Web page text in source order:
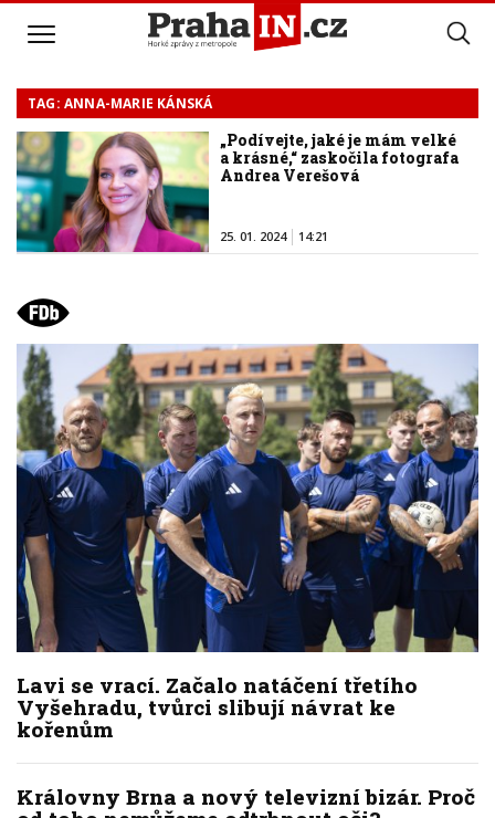
TAG: ANNA-MARIE KÁNSKÁ
„Podívejte, jaké je mám velké
a krásné,“ zaskočila fotografa
Andrea Verešová
25. 01. 2024 14:21
Lavi se vrací. Začalo natáčení třetího
Vyšehradu, tvůrci slibují návrat ke
kořenům
Královny Brna a nový televizní bizár. Proč